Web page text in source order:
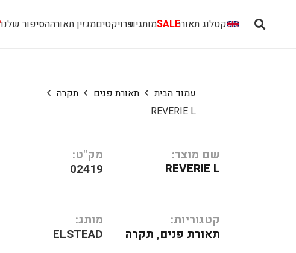
קטלוג תאורהSALEמותגיםפרויקטיםמגזין תאורההסיפור שלנו
עמוד הבית תאורת פנים
תקרה
REVERIE L
שם מוצר:
REVERIE L
מק"ט:
02419
קטגוריות:
תאורת פנים, תקרה
מותג:
ELSTEAD